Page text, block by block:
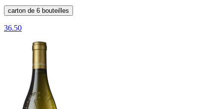
carton de 6 bouteilles
36.50